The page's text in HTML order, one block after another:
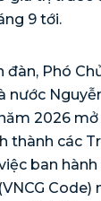
9 tới.
đàn, Phó
nước
2026 mở
thành các
ban
Code)